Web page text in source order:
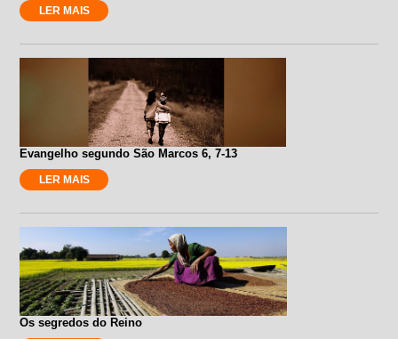
LER MAIS
Evangelho segundo São Marcos 6, 7-13
LER MAIS
Os segredos do Reino